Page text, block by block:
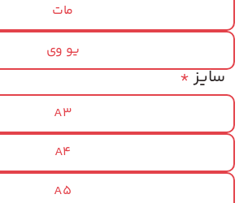
مات
یو وی
*سایز
A3
A4
A5